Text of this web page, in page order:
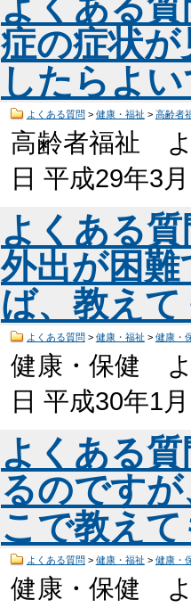
症の症状
したらよ
よくある質問 > 健康・福祉 > 高齢者
高齢者福祉
日 平成29年3
よくある
外出が困
ば、教え
よくある質問 > 健康・福祉 > 健康・
健康・保健
日 平成30年1
よくある
るのです
こで教え
よくある質問 > 健康・福祉 > 健康・
健康・保健